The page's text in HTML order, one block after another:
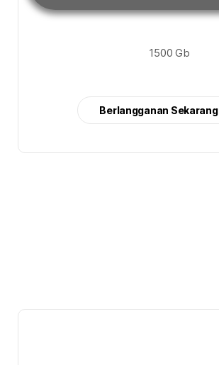
1500 Gb
Berlangganan Sekarang